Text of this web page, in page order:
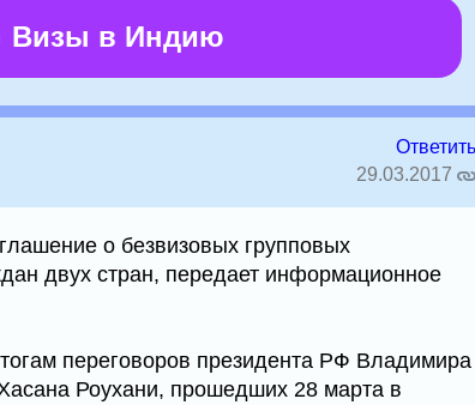
Визы в Индию
Ответить
29.03.2017
о безвизовых групповых
двух стран, передает информационное
переговоров президента РФ Владимира
Роухани, прошедших 28 марта в